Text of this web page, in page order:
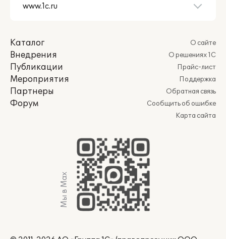
Каталог
Внедрения
Публикации
Мероприятия
Партнеры
Форум
О сайте
О решениях 1С
Прайс-лист
Поддержка
Обратная связь
Сообщить об ошибке
Карта сайта
Мы в Max